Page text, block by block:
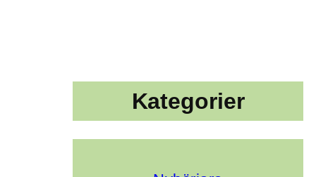
Kategorier